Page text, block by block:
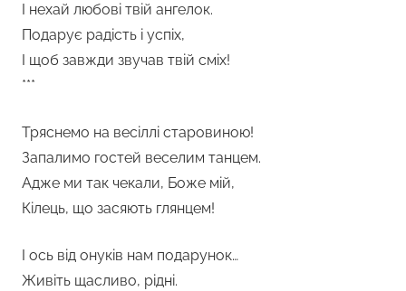
І нехай любові твій ангелок.
Подарує радість і успіх,
І щоб завжди звучав твій сміх!
***
Тряснемо на весіллі старовиною!
Запалимо гостей веселим танцем.
Адже ми так чекали, Боже мій,
Кілець, що засяють глянцем!
І ось від онуків нам подарунок…
Живіть щасливо, рідні.